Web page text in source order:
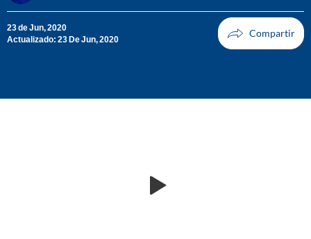
23 de Jun, 2020
Actualizado: 23 De Jun, 2020